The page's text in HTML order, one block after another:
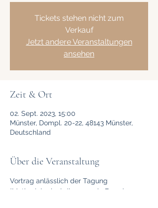
Tickets stehen nicht zum
Verkauf
Jetzt andere Veranstaltungen
ansehen
Zeit & Ort
02. Sept. 2023, 15:00
Münster, Dompl. 20-22, 48143 Münster,
Deutschland
Über die Veranstaltung
Vortrag anlässlich der Tagung
“Methodological discourse in French